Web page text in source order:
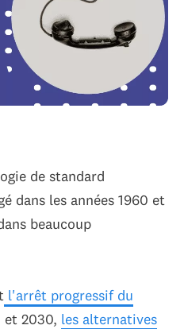
de standard
dans les années 1960 et
beaucoup
l'arrêt progressif du
et 2030, les alternatives